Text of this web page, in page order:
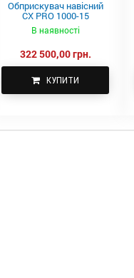
Обприскувач навісний
CX PRO 1000-15
В наявності
322 500,00 грн.
КУПИТИ